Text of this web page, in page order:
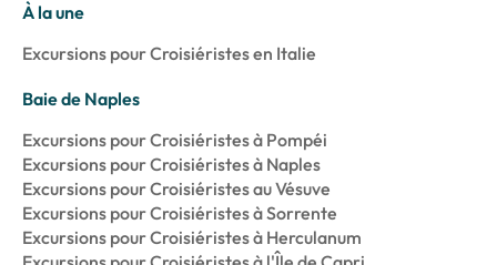
À la une
Excursions pour Croisiéristes en Italie
Baie de Naples
Excursions pour Croisiéristes à Pompéi
Excursions pour Croisiéristes à Naples
Excursions pour Croisiéristes au Vésuve
Excursions pour Croisiéristes à Sorrente
Excursions pour Croisiéristes à Herculanum